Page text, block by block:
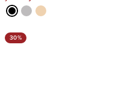
30%